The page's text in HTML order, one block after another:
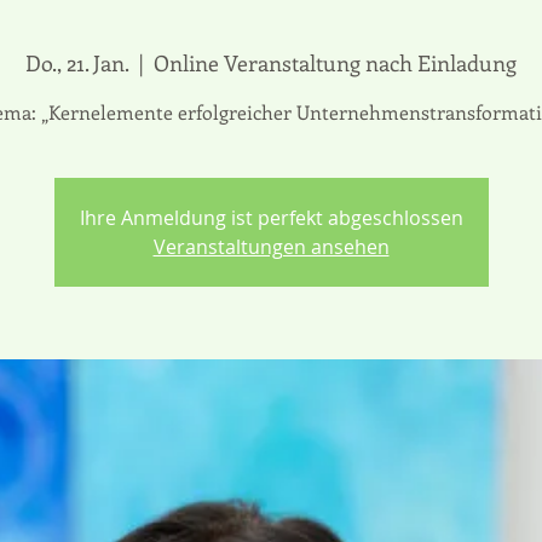
Do., 21. Jan.
  |
Online Veranstaltung nach Einladung
„Kernelemente erfolgreicher
Ihre Anmeldung ist perfekt abgeschlossen
Veranstaltungen ansehen